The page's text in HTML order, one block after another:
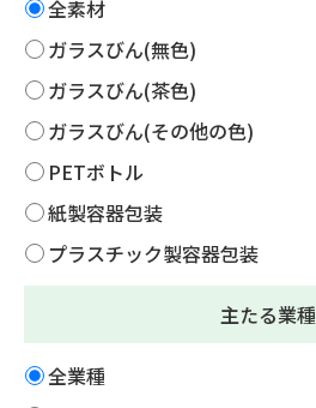
全素材
ガラスびん(無色)
ガラスびん(茶色)
ガラスびん(その他の色)
PETボトル
紙製容器包装
プラスチック製容器包装
主たる業種
全業種